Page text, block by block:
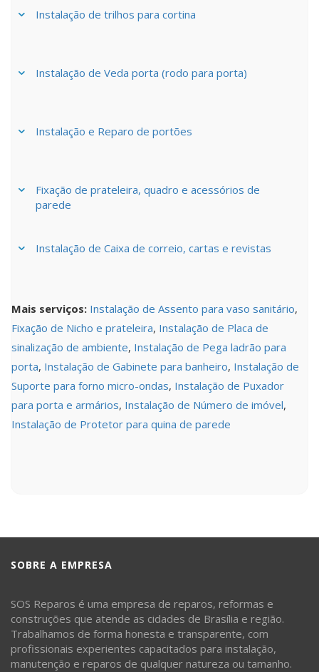
Instalação de trilhos para cortina
Instalação de Veda porta (rodo para porta)
Instalação e Reparo de portões
Fixação de prateleira, quadro e acessórios de
parede
Instalação de Caixa de correio, cartas e revistas
Mais serviços: Instalação de Assento para vaso sanitário,
Fixação de Nicho e prateleira, Instalação de Placa de
sinalização de ambiente, Instalação de Pega ladrão para
porta, Instalação de Gabinete para banheiro, Instalação de
Suporte para forno micro-ondas, Instalação de Puxador
para porta e armários, Instalação de Número de imóvel,
Instalação de Protetor para quina de parede
SOBRE A EMPRESA
SOS Reparos é uma empresa de reparos, reformas e
construções que atende as cidades de Brasília e região.
Trabalhamos de forma honesta e transparente, com
profissionais experientes capacitados para instalação,
manutenção e reparos de qualquer natureza ou tamanho.